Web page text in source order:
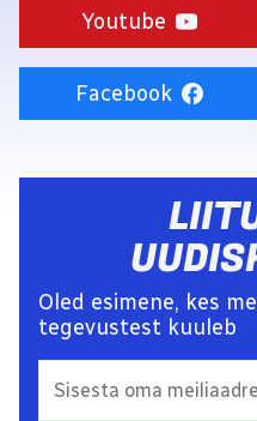
Youtube
Facebook
Oled esimene, kes
tegevustest kuuleb